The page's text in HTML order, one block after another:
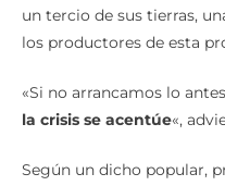
un tercio de sus tierras,
los productores de esta
«Si no arrancamos lo
la crisis se acentúe«,
Según un dicho popular,